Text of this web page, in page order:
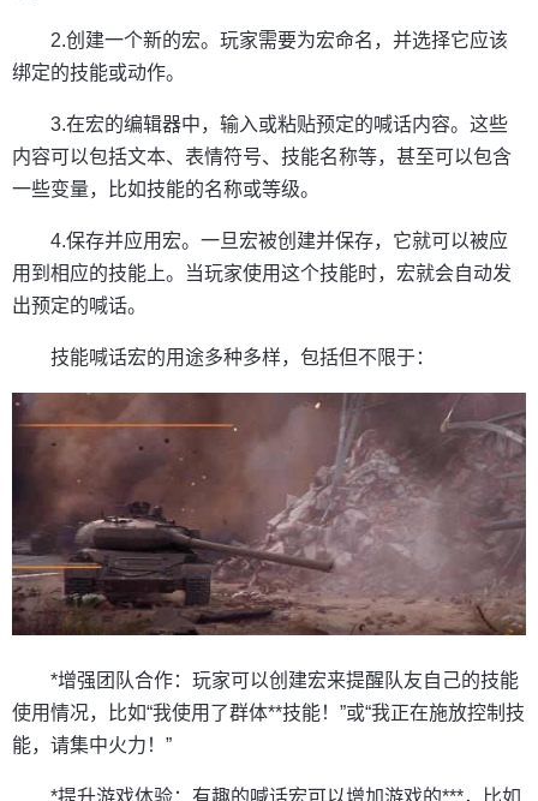
2.创建一个新的宏。玩家需要为宏命名，并选择它应该
绑定的技能或动作。
3.在宏的编辑器中，输入或粘贴预定的喊话内容。这些
内容可以包括文本、表情符号、技能名称等，甚至可以包含
一些变量，比如技能的名称或等级。
4.保存并应用宏。一旦宏被创建并保存，它就可以被应
用到相应的技能上。当玩家使用这个技能时，宏就会自动发
出预定的喊话。
技能喊话宏的用途多种多样，包括但不限于：
*增强团队合作：玩家可以创建宏来提醒队友自己的技能
使用情况，比如“我使用了群体**技能！”或“我正在施放控制技
能，请集中火力！”
*提升游戏体验：有趣的喊话宏可以增加游戏的***，比如